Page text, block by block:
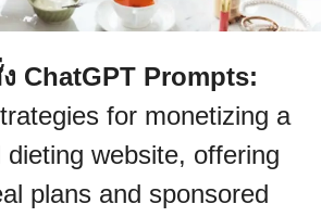
ChatGPT Prompts:
for monetizing a
dieting website, offering
plans and sponsored